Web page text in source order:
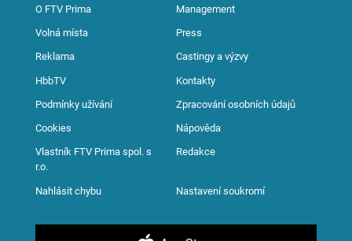
O FTV Prima Management
Volná místa Press
Reklama Castingy a výzvy
HbbTV Kontakty
Podmínky užívání Zpracování osobních údajů
Cookies Nápověda
Vlastník FTV Prima spol. s
r.o.
Redakce
Nahlásit chybu Nastavení soukromí